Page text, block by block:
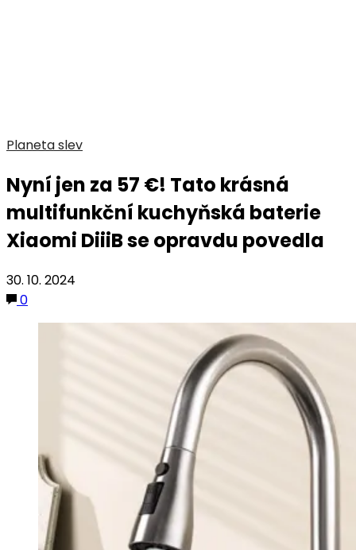
Planeta slev
Nyní jen za 57 €! Tato krásná
multifunkční kuchyňská baterie
Xiaomi DiiiB se opravdu povedla
30. 10. 2024
0